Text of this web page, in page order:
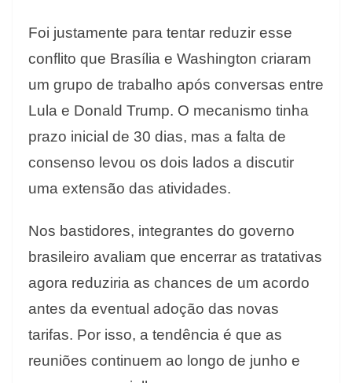
Foi justamente para tentar reduzir esse
conflito que Brasília e Washington criaram
um grupo de trabalho após conversas entre
Lula e Donald Trump. O mecanismo tinha
prazo inicial de 30 dias, mas a falta de
consenso levou os dois lados a discutir
uma extensão das atividades.
Nos bastidores, integrantes do governo
brasileiro avaliam que encerrar as tratativas
agora reduziria as chances de um acordo
antes da eventual adoção das novas
tarifas. Por isso, a tendência é que as
reuniões continuem ao longo de junho e